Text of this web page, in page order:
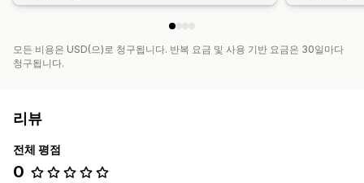
모든 비용은 USD(으)로 청구됩니다. 반복 요금 및 사용 기반 요금은 30일마다
청구됩니다.
리뷰
전체 평점
0